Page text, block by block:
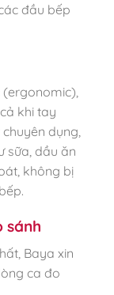
đầu bếp
khi tay
dụng,
sữa, dầu ăn
không bị
sánh
Baya xin
ca đo